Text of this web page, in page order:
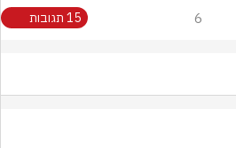
6 15 תגובות